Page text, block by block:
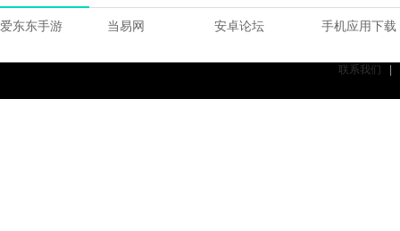
爱东东手游 当易网 安卓论坛 手机应用下载
联系我们